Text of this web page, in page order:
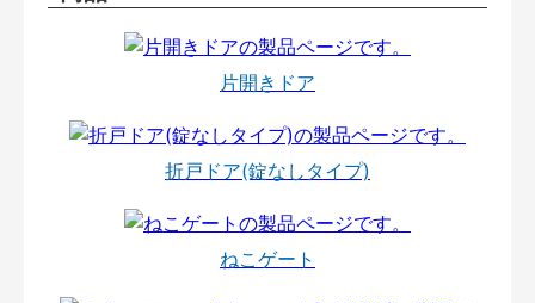
片開きドア
折戸ドア(錠なしタイプ)
ねこゲート